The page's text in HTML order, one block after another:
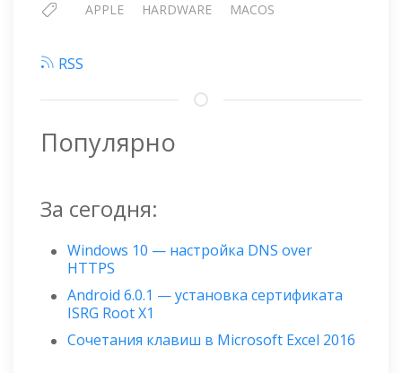
APPLE HARDWARE MACOS
RSS
Популярно
За сегодня:
Windows 10 — настройка DNS over
HTTPS
Android 6.0.1 — установка сертификата
ISRG Root X1
Сочетания клавиш в Microsoft Excel 2016